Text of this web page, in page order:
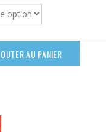
AU PANIER